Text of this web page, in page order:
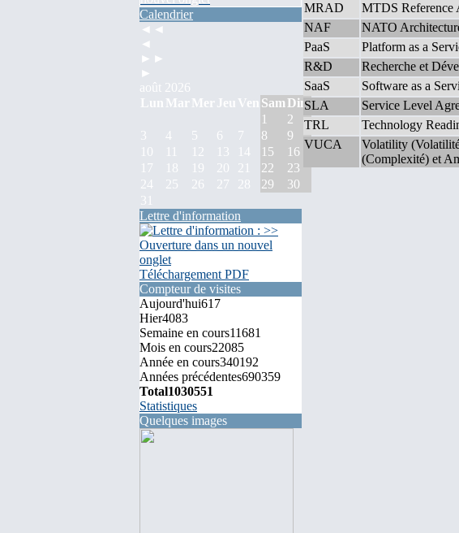
Calendrier
◄◄
◄
►►
►
août 2026
Lun Mar Mer Jeu Ven Sam Dim
1
2
3
4 5 6 7 8
9
10
11 12 13 14 15
16
17
18 19 20 21 22
23
24
25 26 27 28 29
30
31
Lettre d'information
Téléchargement PDF
Compteur de visites
Aujourd'hui617
Hier4083
Semaine en cours11681
Mois en cours22085
Année en cours340192
Années précédentes690359
Total1030551
Statistiques
Quelques images
MRAD
MTDS Reference
NAF
NATO
PaaS
Platform as a
R&D
Recherche et
SaaS
Software as a
SLA
Service Level
TRL
Technology
VUCA
Volatility
(Complexité) et